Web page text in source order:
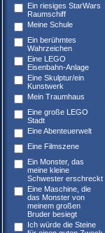
Ein riesiges StarWars
Raumschiff
Meine Schule
Ein berühmtes
Wahrzeichen
Eine LEGO
Eisenbahn-Anlage
Eine Skulptur/ein
Kunstwerk
Mein Traumhaus
Eine große LEGO
Stadt
Eine Abenteuerwelt
Eine Filmszene
Ein Monster, das
meine kleine
Schwester erschreckt
Eine Maschine, die
das Monster von
meinem großen
Bruder besiegt
Ich würde die Steine